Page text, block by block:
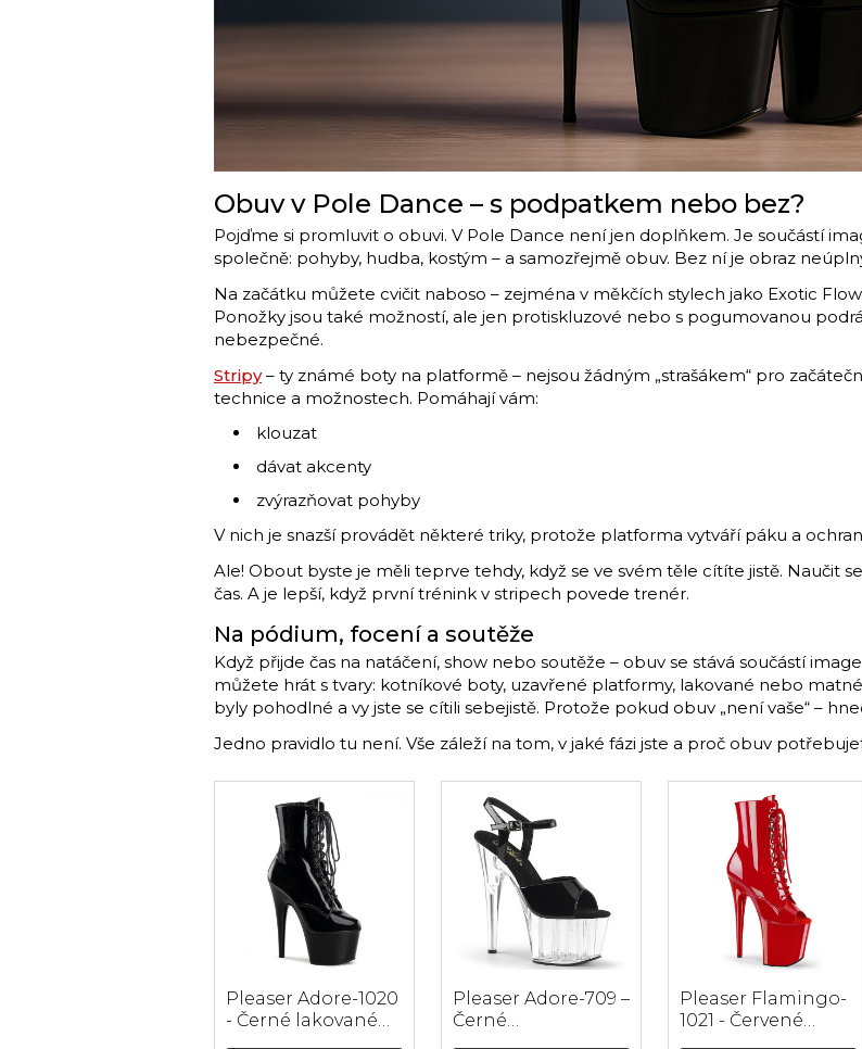
Obuv v Pole Dance – s podpatkem nebo bez?
Pojďme si promluvit o obuvi. V Pole Dance není jen doplňkem. Je součástí
společně: pohyby, hudba, kostým – a samozřejmě obuv. Bez ní je obraz
Na začátku můžete cvičit naboso – zejména v měkčích stylech jako Exotic
Ponožky jsou také možností, ale jen protiskluzové nebo s pogumovanou
nebezpečné.
Stripy– ty známé boty na platformě – nejsou žádným „strašákem“ pro
technice a možnostech. Pomáhají vám:
klouzat
dávat akcenty
zvýrazňovat pohyby
V nich je snazší provádět některé triky, protože platforma vytváří páku a
Ale! Obout byste je měli teprve tehdy, když se ve svém těle cítíte jistě. Naučit
čas. A je lepší, když první trénink v stripech povede trenér.
Na pódium, focení a soutěže
Když přijde čas na natáčení, show nebo soutěže – obuv se stává součástí
můžete hrát s tvary: kotníkové boty, uzavřené platformy, lakované nebo
byly pohodlné a vy jste se cítili sebejistě. Protože pokud obuv „není vaše“ –
Jedno pravidlo tu není. Vše záleží na tom, v jaké fázi jste a proč obuv
Pleaser Adore-1020
- Černé lakované
Pleaser Adore-709 –
Černé
Pleaser Flamingo-
1021 - Červené